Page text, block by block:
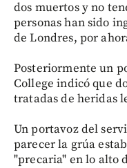
dos muertos y no
personas han sido
de Londres, por
Posteriormente un
College indicó que
tratadas de heridas
Un portavoz del
parecer la grúa
"precaria" en lo alto